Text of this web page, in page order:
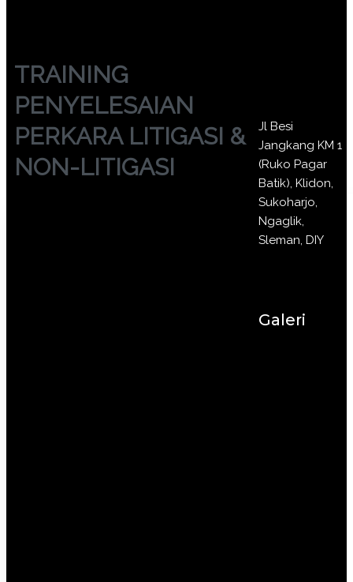
TRAINING
PENYELESAIAN
PERKARA LITIGASI &
NON-LITIGASI
Jl Besi
Jangkang KM 1
(Ruko Pagar
Batik), Klidon,
Sukoharjo,
Ngaglik,
Sleman, DIY
Galeri